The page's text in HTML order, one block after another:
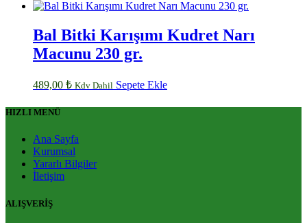
Bal Bitki Karışımı Kudret Narı
Macunu 230 gr.
489,00 ₺ Kdv Dahil Sepete Ekle
HIZLI MENÜ
Ana Sayfa
Kurumsal
Yararlı Bilgiler
İletişim
ALIŞVERİŞ